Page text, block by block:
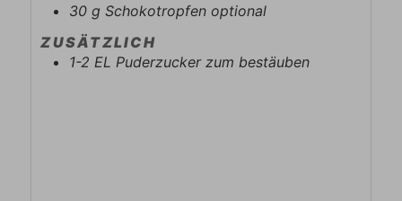
30 g Schokotropfen optional
ZUSÄTZLICH
1-2 EL Puderzucker zum bestäuben